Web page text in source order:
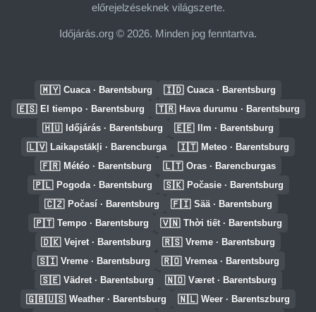
előrejelzéseknek világszerte.
Időjárás.org © 2026. Minden jog fenntartva.
🇲🇾 Cuaca · Barentsburg 🇮🇩 Cuaca · Barentsburg
🇪🇸 El tiempo · Barentsburg 🇹🇷 Hava durumu · Barentsburg
🇭🇺 Időjárás · Barentsburg 🇪🇪 Ilm · Barentsburg
🇱🇻 Laikapstākļi · Barencburga 🇮🇹 Meteo · Barentsburg
🇫🇷 Météo · Barentsburg 🇱🇹 Oras · Barencburgas
🇵🇱 Pogoda · Barentsburg 🇸🇰 Počasie · Barentsburg
🇨🇿 Počasí · Barentsburg 🇫🇮 Sää · Barentsburg
🇵🇹 Tempo · Barentsburg 🇻🇳 Thời tiết · Barentsburg
🇩🇰 Vejret · Barentsburg 🇷🇸 Vreme · Barentsburg
🇸🇮 Vreme · Barentsburg 🇷🇴 Vremea · Barentsburg
🇸🇪 Vädret · Barentsburg 🇳🇴 Været · Barentsburg
🇬🇧🇺🇸 Weather · Barentsburg 🇳🇱 Weer · Barentszburg